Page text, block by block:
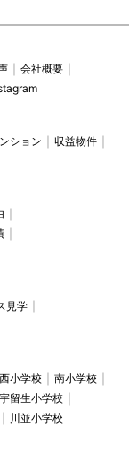
会社概要
ション
収益物件
見学
西小学校
南小学校
宇留生小学校
川並小学校